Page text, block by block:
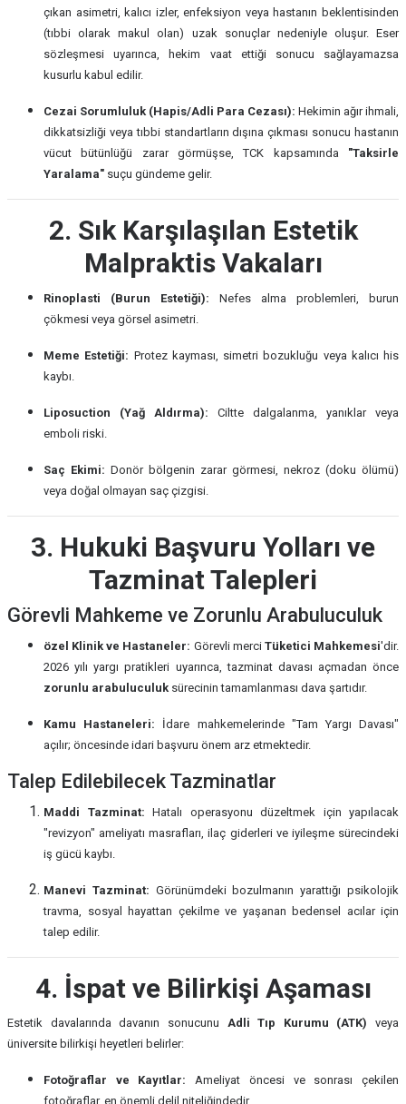
çıkan asimetri, kalıcı izler, enfeksiyon veya hastanın beklentisinden
(tıbbi olarak makul olan) uzak sonuçlar nedeniyle oluşur. Eser
sözleşmesi uyarınca, hekim vaat ettiği sonucu sağlayamazsa
kusurlu kabul edilir.
Cezai Sorumluluk (Hapis/Adli Para Cezası): Hekimin ağır ihmali,
dikkatsizliği veya tıbbi standartların dışına çıkması sonucu hastanın
vücut bütünlüğü zarar görmüşse, TCK kapsamında "Taksirle
Yaralama" suçu gündeme gelir.
2. Sık Karşılaşılan Estetik
Malpraktis Vakaları
Rinoplasti (Burun Estetiği): Nefes alma problemleri, burun
çökmesi veya görsel asimetri.
Meme Estetiği: Protez kayması, simetri bozukluğu veya kalıcı his
kaybı.
Liposuction (Yağ Aldırma): Ciltte dalgalanma, yanıklar veya
emboli riski.
Saç Ekimi: Donör bölgenin zarar görmesi, nekroz (doku ölümü)
veya doğal olmayan saç çizgisi.
3. Hukuki Başvuru Yolları ve
Tazminat Talepleri
Görevli Mahkeme ve Zorunlu Arabuluculuk
özel Klinik ve Hastaneler: Görevli merci Tüketici Mahkemesi'dir.
2026 yılı yargı pratikleri uyarınca, tazminat davası açmadan önce
zorunlu arabuluculuk sürecinin tamamlanması dava şartıdır.
Kamu Hastaneleri: İdare mahkemelerinde "Tam Yargı Davası"
açılır; öncesinde idari başvuru önem arz etmektedir.
Talep Edilebilecek Tazminatlar
Maddi Tazminat: Hatalı operasyonu düzeltmek için yapılacak
"revizyon" ameliyatı masrafları, ilaç giderleri ve iyileşme sürecindeki
iş gücü kaybı.
Manevi Tazminat: Görünümdeki bozulmanın yarattığı psikolojik
travma, sosyal hayattan çekilme ve yaşanan bedensel acılar için
talep edilir.
4. İspat ve Bilirkişi Aşaması
Estetik davalarında davanın sonucunu Adli Tıp Kurumu (ATK) veya
üniversite bilirkişi heyetleri belirler:
Fotoğraflar ve Kayıtlar: Ameliyat öncesi ve sonrası çekilen
fotoğraflar, en önemli delil niteliğindedir.